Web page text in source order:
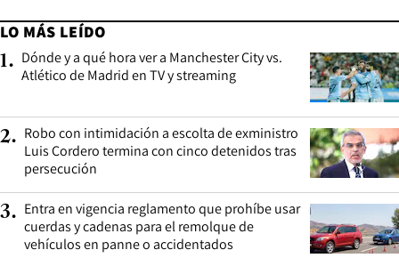
LO MÁS LEÍDO
1. Dónde y a qué hora ver a Manchester City vs.
Atlético de Madrid en TV y streaming
2. Robo con intimidación a escolta de exministro
Luis Cordero termina con cinco detenidos tras
persecución
3. Entra en vigencia reglamento que prohíbe usar
cuerdas y cadenas para el remolque de
vehículos en panne o accidentados